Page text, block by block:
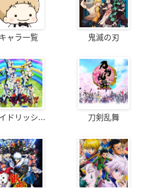
キャラ一覧 鬼滅の刃
ドリッシ... 刀剣乱舞